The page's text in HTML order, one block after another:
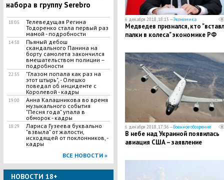
набора в группу Serebro
18:05
Телеведущая Регина
Тодоренко стала первый раз
мамой - подробности
14:58
Пьяный дебош
скандального Панина на
борту самолета закончился
вмешательством полиции –
подробности
22:55
​"Глазом попала как раз на
этот штырь", - Олешко
поведал об инциденте с
Королевой - кадры
19:00
Анна Калашникова во время
музыкального события
"Песня года" упала в
обморок - кадры
18:29
Лариса Гузеева буквально
"взвыла" от жалости,
исходящей от поклонников, -
кадры
ВСЕ НОВОСТИ »
НОВОСТИ 18+
6 декабря 2018, 18:15 —Экономика
Медведев признался, кто
палки в колеса" экономике РФ
6 декабря 2018, 17:36 —Военное обозрение
В небе над Украиной появилась
авиация США – заявление